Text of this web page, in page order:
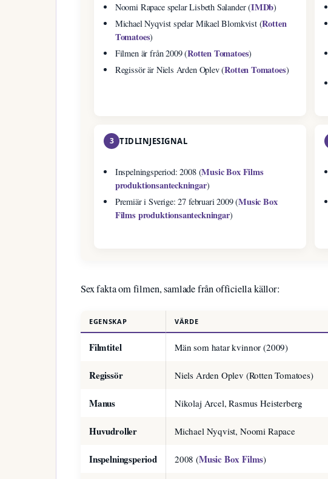
Noomi Rapace spelar Lisbeth Salander (IMDb)
Michael Nyqvist spelar Mikael Blomkvist (Rotten
Tomatoes)
Filmen är från 2009 (Rotten Tomatoes)
Regissör är Niels Arden Oplev (Rotten Tomatoes)
3 TIDLINJESIGNAL
Inspelningsperiod: 2008 (Music Box Films
produktionsanteckningar)
Premiär i Sverige: 27 februari 2009 (Music Box
Films produktionsanteckningar)
Sex fakta om filmen, samlade från officiella källor:
EGENSKAP VÄRDE
Filmtitel Män som hatar kvinnor (2009)
Regissör Niels Arden Oplev (Rotten Tomatoes)
Manus Nikolaj Arcel, Rasmus Heisterberg
Huvudroller Michael Nyqvist, Noomi Rapace
Inspelningsperiod 2008 (Music Box Films)